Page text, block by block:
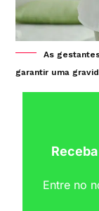
As
garantir uma
Entre no